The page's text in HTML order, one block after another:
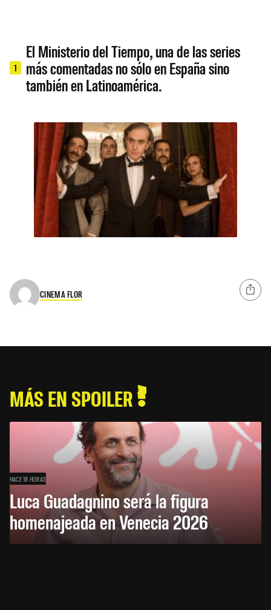
1
El Ministerio del Tiempo, una de las series
más comentadas no sólo en España sino
también en Latinoamérica.
CINEMA FLOR
MÁS EN SPOILER
HACE 18 HORAS
Luca Guadagnino será la figura
homenajeada en Venecia 2026